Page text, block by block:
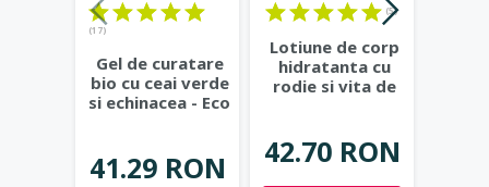
(17)
Gel de curatare
bio cu ceai verde
si echinacea - Eco
41.29 RON
(5)
Lotiune de corp
hidratanta cu
rodie si vita de
42.70 RON